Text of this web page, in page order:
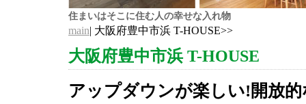
住まいはそこに住む人の幸せな入れ物
main| 大阪府豊中市浜 T-HOUSE>>
大阪府豊中市浜 T-HOUSE
アップダウンが楽しい!開放